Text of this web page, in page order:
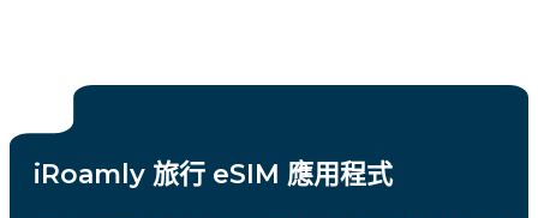
iRoamly 旅行 eSIM 應用程式